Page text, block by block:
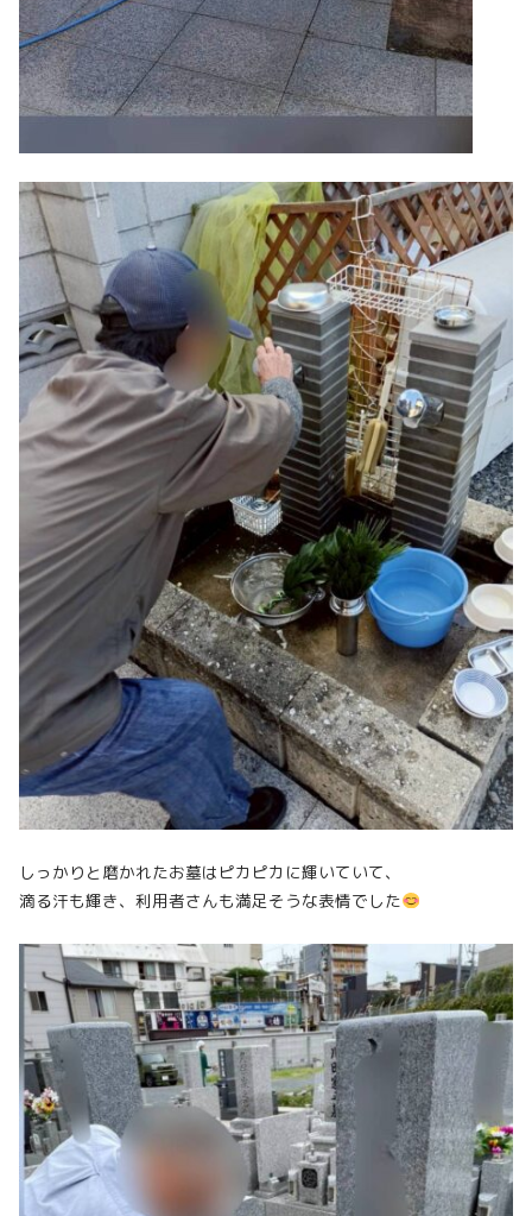
しっかりと磨かれたお墓はピカピカに輝いていて、
滴る汗も輝き、利用者さんも満足そうな表情でした